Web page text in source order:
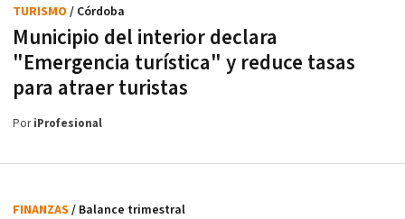
Municipio del interior declara
"Emergencia turística" y reduce tasas
para atraer turistas
TURISMO / Córdoba
PoriProfesional
FINANZAS / Balance trimestral